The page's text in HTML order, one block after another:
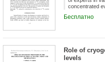
concentrated
describes the
indicators.
Бесплатно
Role of
levels